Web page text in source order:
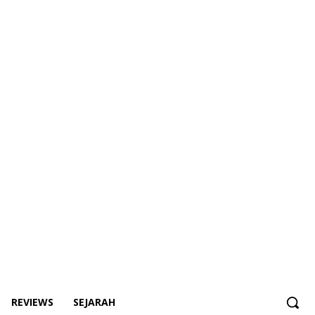
REVIEWS SEJARAH